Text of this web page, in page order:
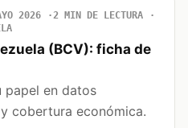
2026
2 MIN DE LECTURA
(BCV): ficha de
papel en datos
cobertura económica.